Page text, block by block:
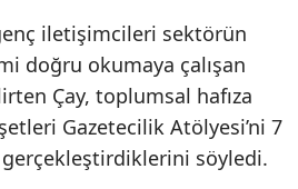
Isparta
iletişimcileri sektörün
doğru okumaya çalışan
Çay, toplumsal hafıza
Gazetecilik Atölyesi’ni 7
söyledi.